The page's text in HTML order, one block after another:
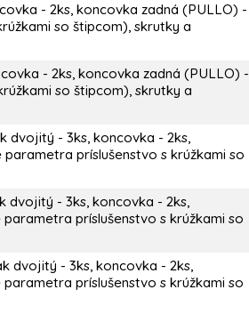
- 2ks, koncovka zadná (PULLO) -
so štipcom), skrutky a
- 2ks, koncovka zadná (PULLO) -
so štipcom), skrutky a
dvojitý - 3ks, koncovka - 2ks,
príslušenstvo s krúžkami so
dvojitý - 3ks, koncovka - 2ks,
príslušenstvo s krúžkami so
dvojitý - 3ks, koncovka - 2ks,
príslušenstvo s krúžkami so